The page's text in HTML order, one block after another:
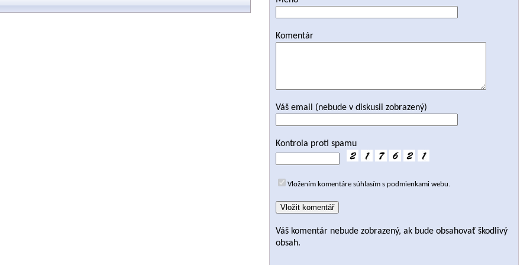
Komentár
Váš email (nebude v diskusii zobrazený)
Kontrola proti spamu
Vložením komentáre súhlasím s podmienkami webu.
Váš komentár nebude zobrazený, ak bude obsahovať škodlivý
obsah.